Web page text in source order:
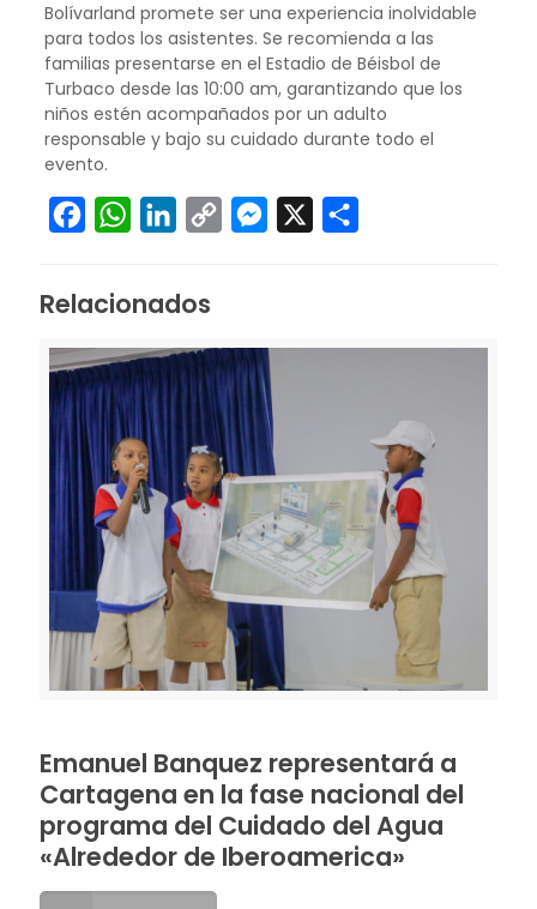
Bolívarland promete ser una experiencia inolvidable
para todos los asistentes. Se recomienda a las
familias presentarse en el Estadio de Béisbol de
Turbaco desde las 10:00 am, garantizando que los
niños estén acompañados por un adulto
responsable y bajo su cuidado durante todo el
evento.
FacebookWhatsAppLinkedIn
Copy
Messenger
Relacionados
Emanuel Banquez representará a
Cartagena en la fase nacional del
programa del Cuidado del Agua
«Alrededor de Iberoamerica»